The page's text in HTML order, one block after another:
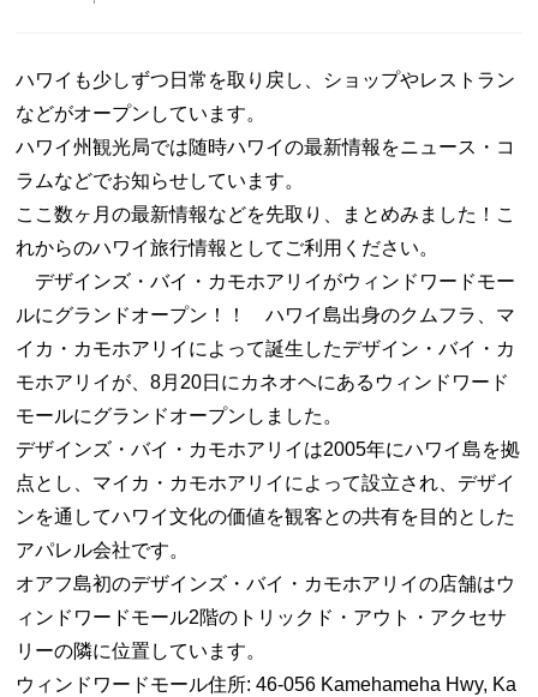
ハワイも少しずつ日常を取り戻し、ショップやレストラン
などがオープンしています。
ハワイ州観光局では随時ハワイの最新情報をニュース・コ
ラムなどでお知らせしています。
ここ数ヶ月の最新情報などを先取り、まとめみました！こ
れからのハワイ旅行情報としてご利用ください。
デザインズ・バイ・カモホアリイがウィンドワードモー
ルにグランドオープン！！ ハワイ島出身のクムフラ、マ
イカ・カモホアリイによって誕生したデザイン・バイ・カ
モホアリイが、8月20日にカネオヘにあるウィンドワード
モールにグランドオープンしました。
デザインズ・バイ・カモホアリイは2005年にハワイ島を拠
点とし、マイカ・カモホアリイによって設立され、デザイ
ンを通してハワイ文化の価値を観客との共有を目的とした
アパレル会社です。
オアフ島初のデザインズ・バイ・カモホアリイの店舗はウ
ィンドワードモール2階のトリックド・アウト・アクセサ
リーの隣に位置しています。
ウィンドワードモール住所: 46-056 Kamehameha Hwy, Ka